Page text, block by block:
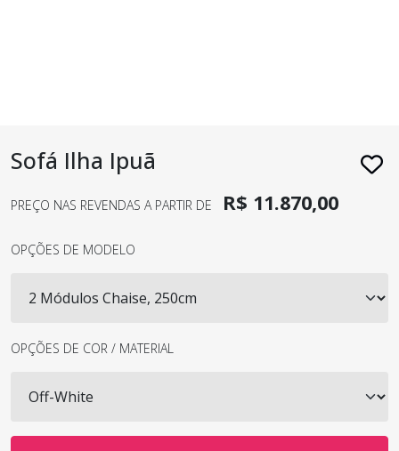
Sofá Ilha Ipuã
PREÇO NAS REVENDAS A PARTIR DE R$ 11.870,00
OPÇÕES DE MODELO
OPÇÕES DE COR / MATERIAL